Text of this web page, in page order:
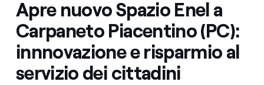
Apre nuovo Spazio Enel a
Carpaneto Piacentino (PC):
innnovazione e risparmio al
servizio dei cittadini